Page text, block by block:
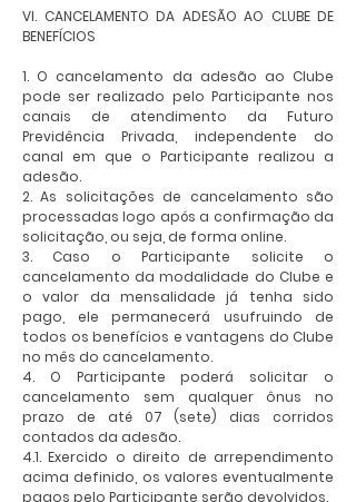
VI. CANCELAMENTO DA ADESÃO AO CLUBE DE
BENEFÍCIOS
1. O cancelamento da adesão ao Clube
pode ser realizado pelo Participante nos
canais de atendimento da Futuro
Previdência Privada, independente do
canal em que o Participante realizou a
adesão.
2. As solicitações de cancelamento são
processadas logo após a confirmação da
solicitação, ou seja, de forma online.
3. Caso o Participante solicite o
cancelamento da modalidade do Clube e
o valor da mensalidade já tenha sido
pago, ele permanecerá usufruindo de
todos os benefícios e vantagens do Clube
no mês do cancelamento.
4. O Participante poderá solicitar o
cancelamento sem qualquer ônus no
prazo de até 07 (sete) dias corridos
contados da adesão.
4.1. Exercido o direito de arrependimento
acima definido, os valores eventualmente
pagos pelo Participante serão devolvidos.